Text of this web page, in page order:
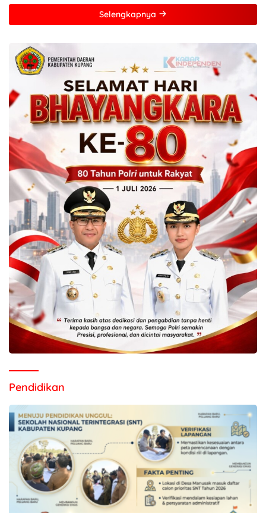
Selengkapnya
Pendidikan